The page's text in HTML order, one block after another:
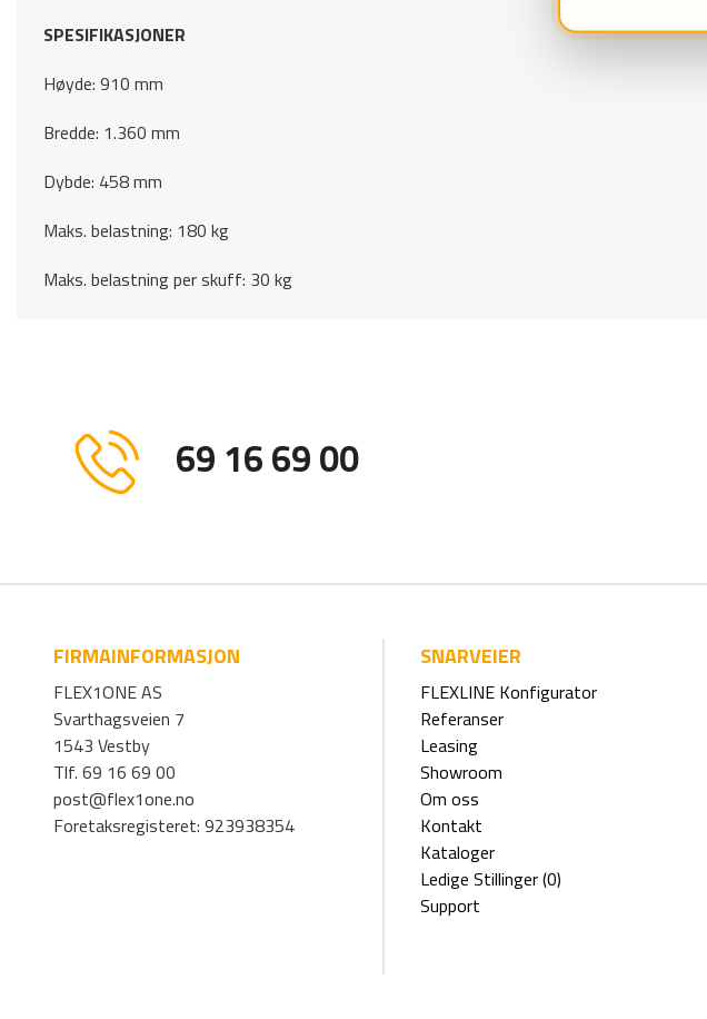
SPESIFIKASJONER
Høyde: 910 mm
Bredde: 1.360 mm
Dybde: 458 mm
Maks. belastning: 180 kg
Maks. belastning per skuff: 30 kg
69 16 69 00
FIRMAINFORMASJON
FLEX1ONE AS
Svarthagsveien 7
1543 Vestby
Tlf. 69 16 69 00
post@flex1one.no
Foretaksregisteret: 923938354
SNARVEIER
FLEXLINE Konfigurator
Referanser
Leasing
Showroom
Om oss
Kontakt
Kataloger
Ledige Stillinger (0)
Support